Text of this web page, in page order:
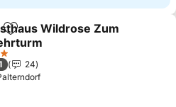
Adicionar aos favoritos
Wildrose Zum
24